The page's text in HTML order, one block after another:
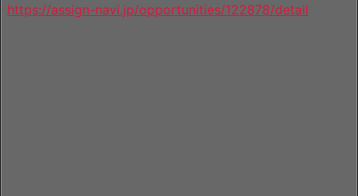
https://assign-navi.jp/opportunities/122878/detail